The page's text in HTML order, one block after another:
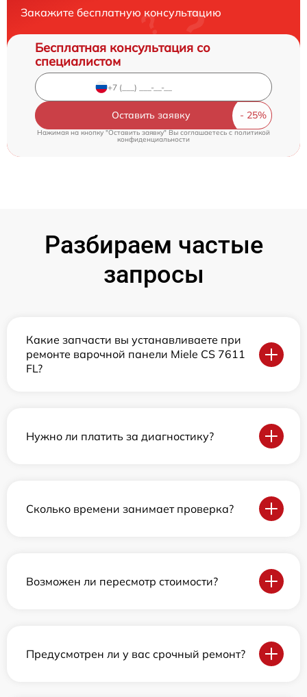
Закажите бесплатную консультацию
Бесплатная консультация со
специалистом
Оставить заявку
Нажимая на кнопку "Оставить заявку" Вы соглашаетесь cполитикой
конфиденциальности
Разбираем частые
запросы
Какие запчасти вы устанавливаете при
ремонте варочной панели Miele CS 7611
FL?
Нужно ли платить за диагностику?
Сколько времени занимает проверка?
Возможен ли пересмотр стоимости?
Предусмотрен ли у вас срочный ремонт?